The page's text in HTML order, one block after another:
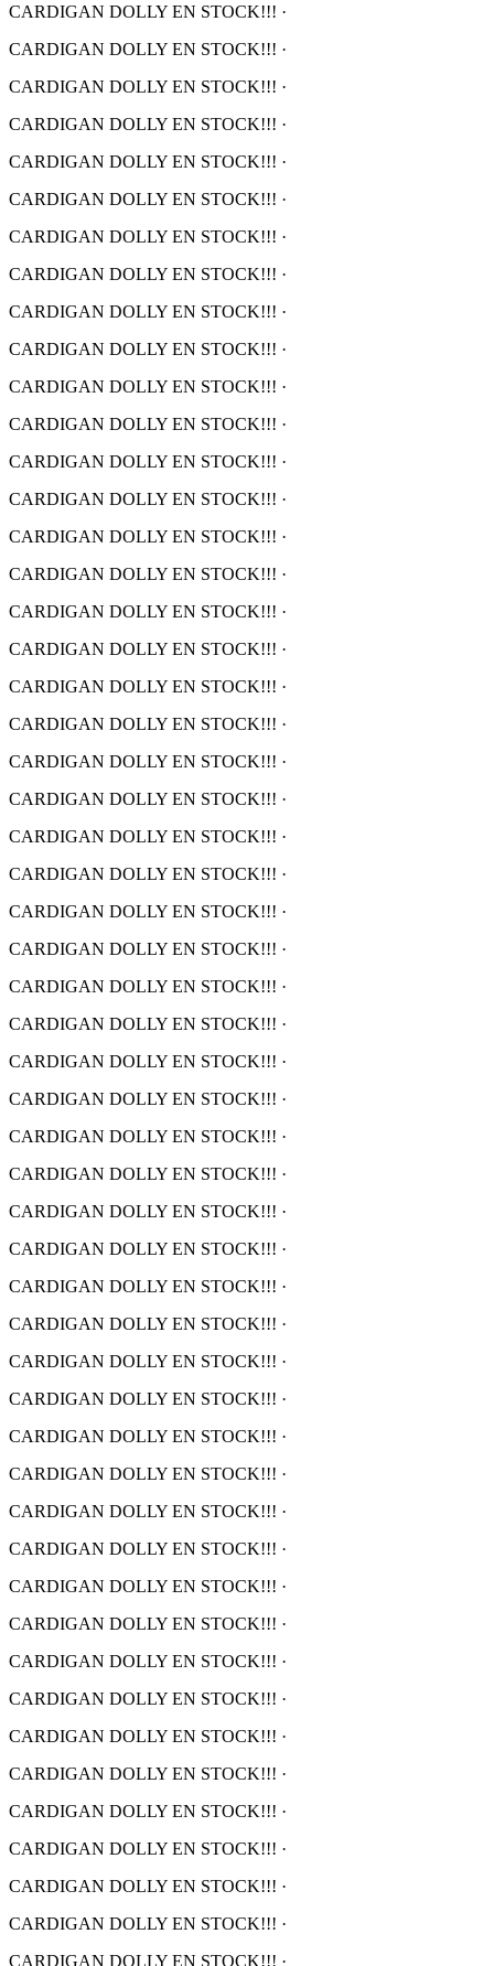
CARDIGAN DOLLY EN STOCK!!! ·
CARDIGAN DOLLY EN STOCK!!! ·
CARDIGAN DOLLY EN STOCK!!! ·
CARDIGAN DOLLY EN STOCK!!! ·
CARDIGAN DOLLY EN STOCK!!! ·
CARDIGAN DOLLY EN STOCK!!! ·
CARDIGAN DOLLY EN STOCK!!! ·
CARDIGAN DOLLY EN STOCK!!! ·
CARDIGAN DOLLY EN STOCK!!! ·
CARDIGAN DOLLY EN STOCK!!! ·
CARDIGAN DOLLY EN STOCK!!! ·
CARDIGAN DOLLY EN STOCK!!! ·
CARDIGAN DOLLY EN STOCK!!! ·
CARDIGAN DOLLY EN STOCK!!! ·
CARDIGAN DOLLY EN STOCK!!! ·
CARDIGAN DOLLY EN STOCK!!! ·
CARDIGAN DOLLY EN STOCK!!! ·
CARDIGAN DOLLY EN STOCK!!! ·
CARDIGAN DOLLY EN STOCK!!! ·
CARDIGAN DOLLY EN STOCK!!! ·
CARDIGAN DOLLY EN STOCK!!! ·
CARDIGAN DOLLY EN STOCK!!! ·
CARDIGAN DOLLY EN STOCK!!! ·
CARDIGAN DOLLY EN STOCK!!! ·
CARDIGAN DOLLY EN STOCK!!! ·
CARDIGAN DOLLY EN STOCK!!! ·
CARDIGAN DOLLY EN STOCK!!! ·
CARDIGAN DOLLY EN STOCK!!! ·
CARDIGAN DOLLY EN STOCK!!! ·
CARDIGAN DOLLY EN STOCK!!! ·
CARDIGAN DOLLY EN STOCK!!! ·
CARDIGAN DOLLY EN STOCK!!! ·
CARDIGAN DOLLY EN STOCK!!! ·
CARDIGAN DOLLY EN STOCK!!! ·
CARDIGAN DOLLY EN STOCK!!! ·
CARDIGAN DOLLY EN STOCK!!! ·
CARDIGAN DOLLY EN STOCK!!! ·
CARDIGAN DOLLY EN STOCK!!! ·
CARDIGAN DOLLY EN STOCK!!! ·
CARDIGAN DOLLY EN STOCK!!! ·
CARDIGAN DOLLY EN STOCK!!! ·
CARDIGAN DOLLY EN STOCK!!! ·
CARDIGAN DOLLY EN STOCK!!! ·
CARDIGAN DOLLY EN STOCK!!! ·
CARDIGAN DOLLY EN STOCK!!! ·
CARDIGAN DOLLY EN STOCK!!! ·
CARDIGAN DOLLY EN STOCK!!! ·
CARDIGAN DOLLY EN STOCK!!! ·
CARDIGAN DOLLY EN STOCK!!! ·
CARDIGAN DOLLY EN STOCK!!! ·
CARDIGAN DOLLY EN STOCK!!! ·
CARDIGAN DOLLY EN STOCK!!! ·
CARDIGAN DOLLY EN STOCK!!! ·